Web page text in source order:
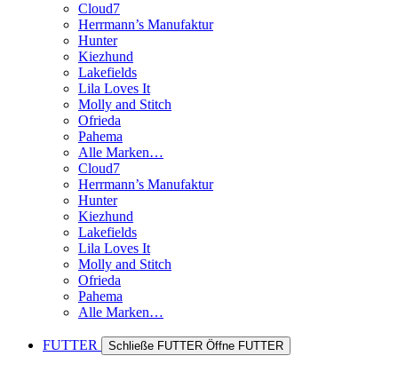
Cloud7
Herrmann’s Manufaktur
Hunter
Kiezhund
Lakefields
Lila Loves It
Molly and Stitch
Ofrieda
Pahema
Alle Marken…
Cloud7
Herrmann’s Manufaktur
Hunter
Kiezhund
Lakefields
Lila Loves It
Molly and Stitch
Ofrieda
Pahema
Alle Marken…
FUTTER Schließe FUTTER Öffne FUTTER